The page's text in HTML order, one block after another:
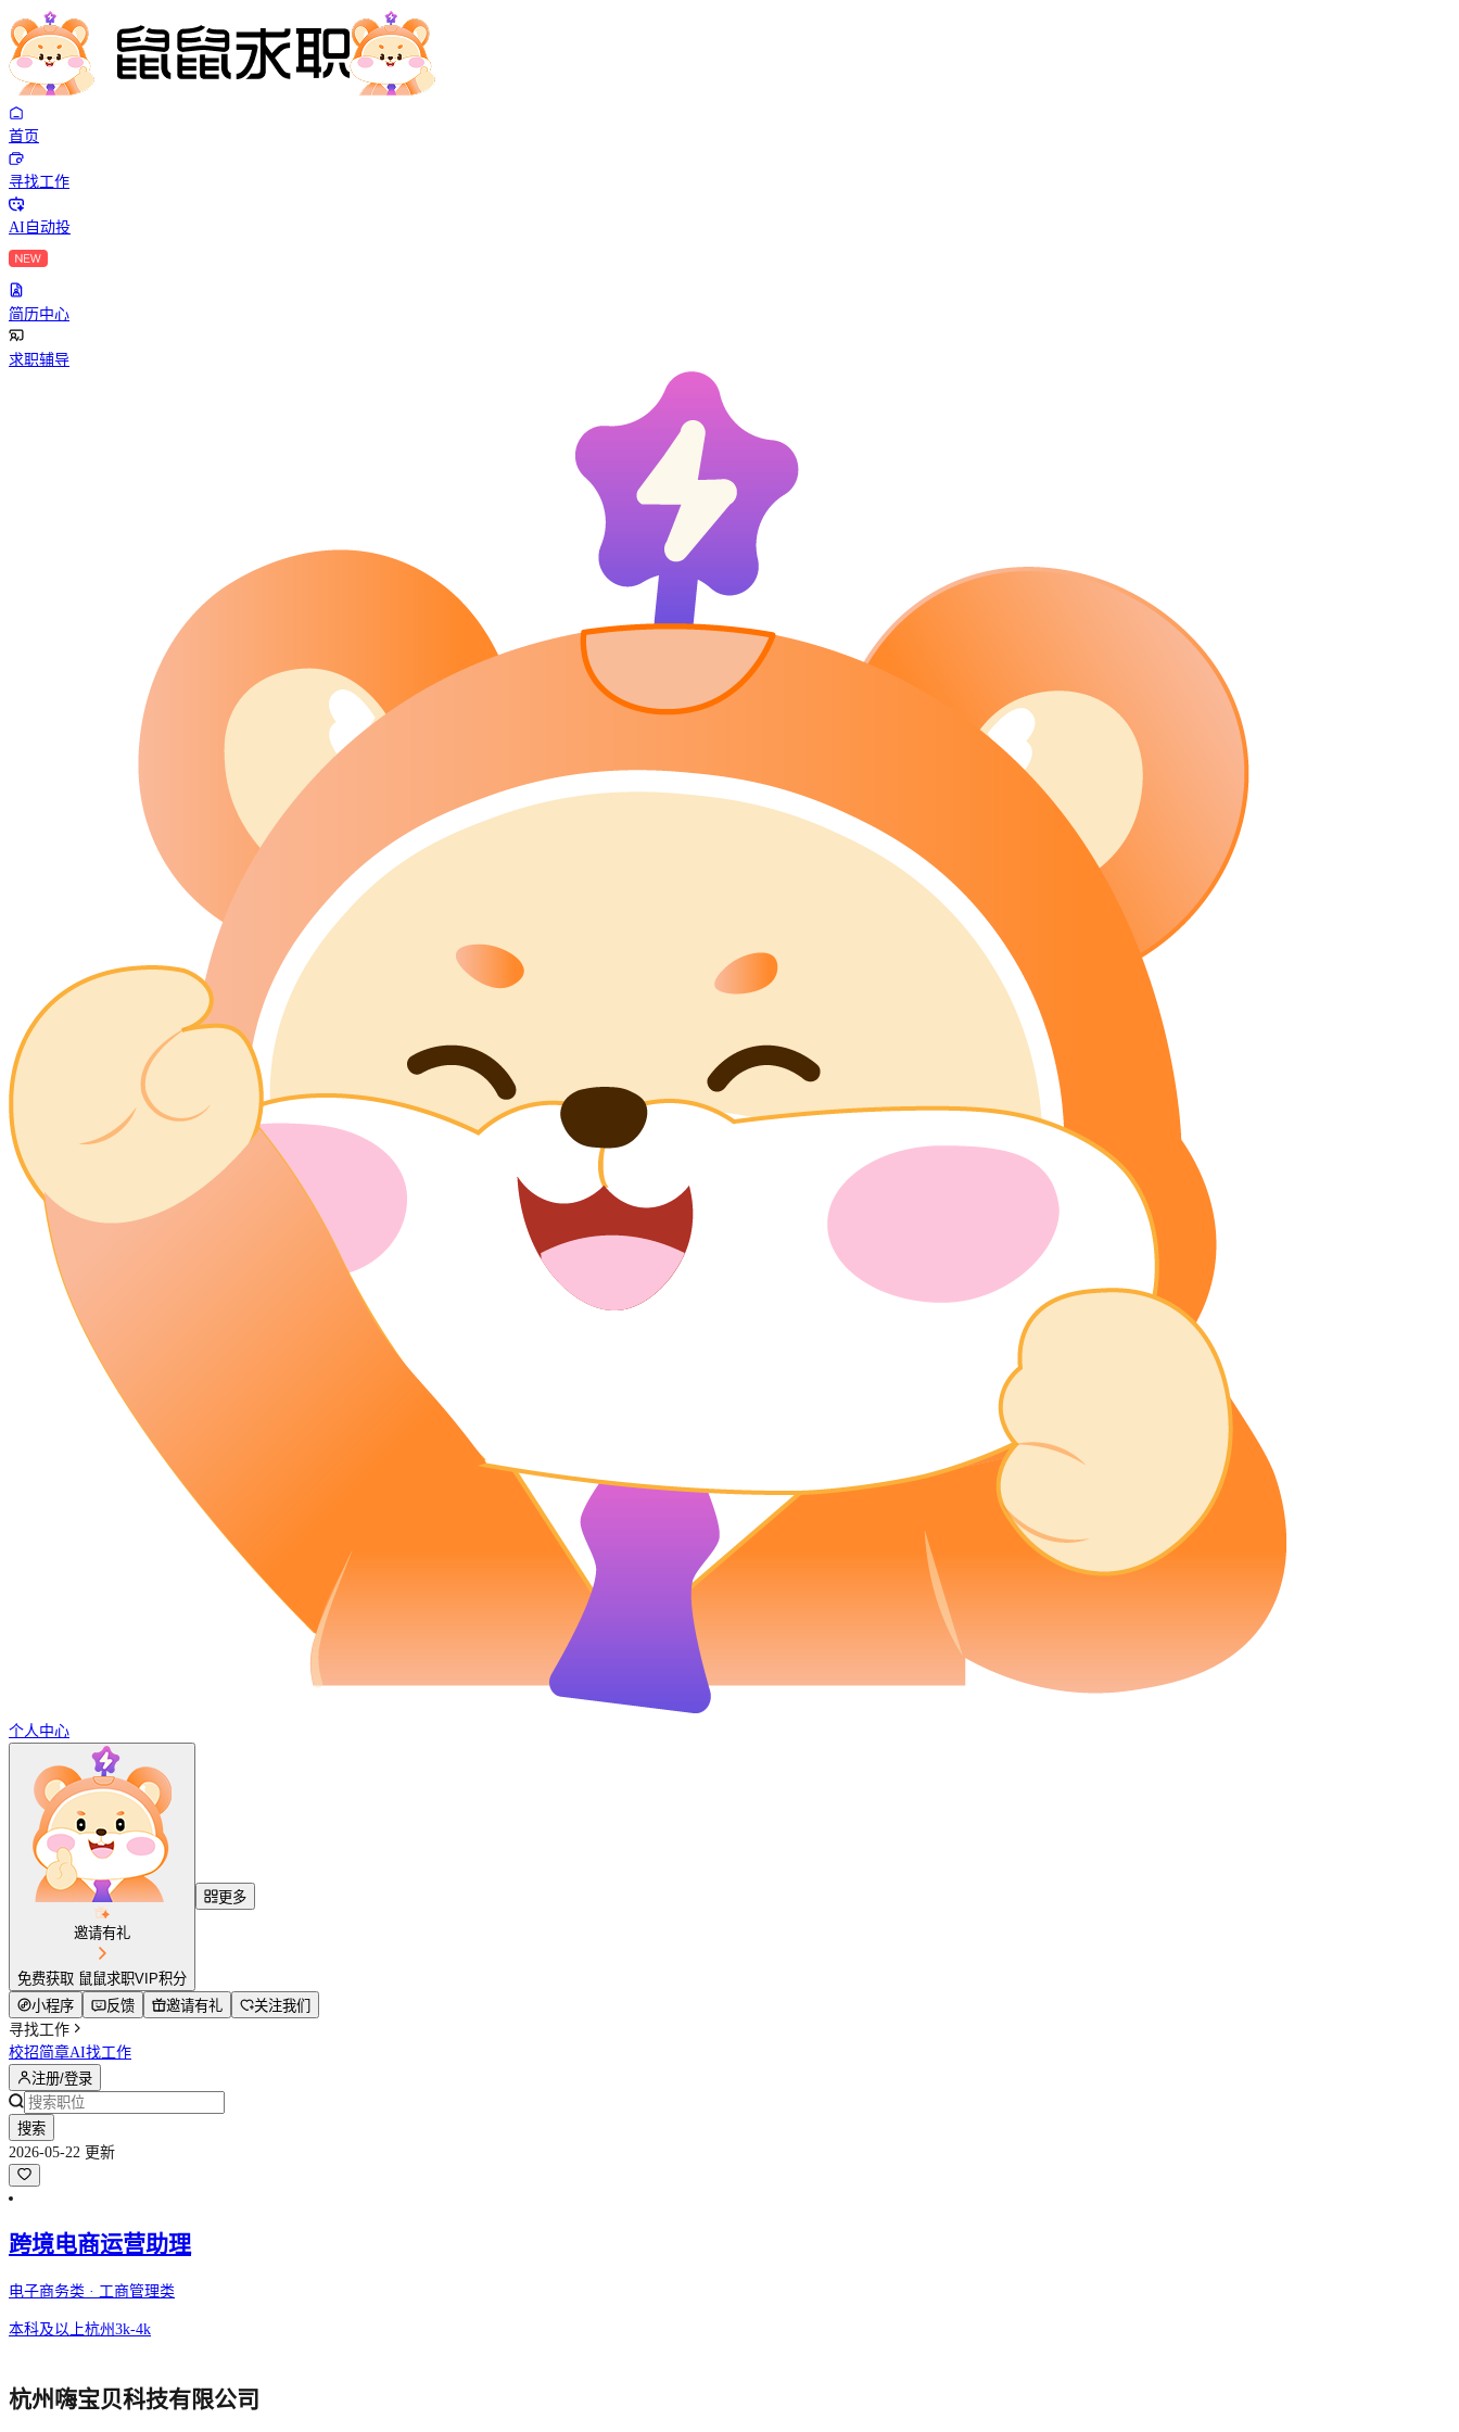
首页
寻找工作
AI自动投
简历中心
求职辅导
个人中心
邀请有礼
免费获取 鼠鼠求职VIP积分
更多
小程序 反馈 邀请有礼
关注我们
寻找工作
校招简章AI找工作
注册/登录
搜索
2026-05-22 更新
跨境电商运营助理
电子商务类 · 工商管理类
本科及以上杭州 3k-4k
杭州嗨宝贝科技有限公司